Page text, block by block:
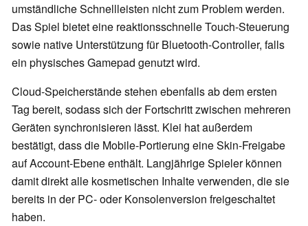
umständliche Schnellleisten nicht zum Problem werden.
Das Spiel bietet eine reaktionsschnelle Touch-Steuerung
sowie native Unterstützung für Bluetooth-Controller, falls
ein physisches Gamepad genutzt wird.
Cloud-Speicherstände stehen ebenfalls ab dem ersten
Tag bereit, sodass sich der Fortschritt zwischen mehreren
Geräten synchronisieren lässt. Klei hat außerdem
bestätigt, dass die Mobile-Portierung eine Skin-Freigabe
auf Account-Ebene enthält. Langjährige Spieler können
damit direkt alle kosmetischen Inhalte verwenden, die sie
bereits in der PC- oder Konsolenversion freigeschaltet
haben.